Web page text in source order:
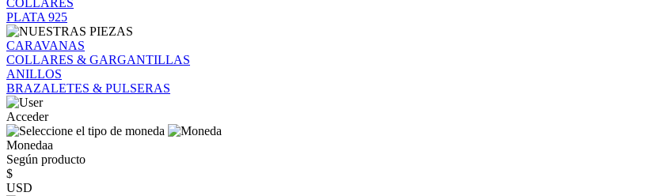
COLLARES
PLATA 925
CARAVANAS
COLLARES & GARGANTILLAS
ANILLOS
BRAZALETES & PULSERAS
Acceder
Monedaa
Según producto
$
USD